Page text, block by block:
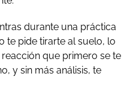
durante una práctica
te pide tirarte al suelo, lo
reacción que primero se te
y sin más análisis, te